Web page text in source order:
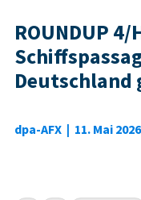
ROUNDUP
Deutschland
dpa-AFX | 11. Mai